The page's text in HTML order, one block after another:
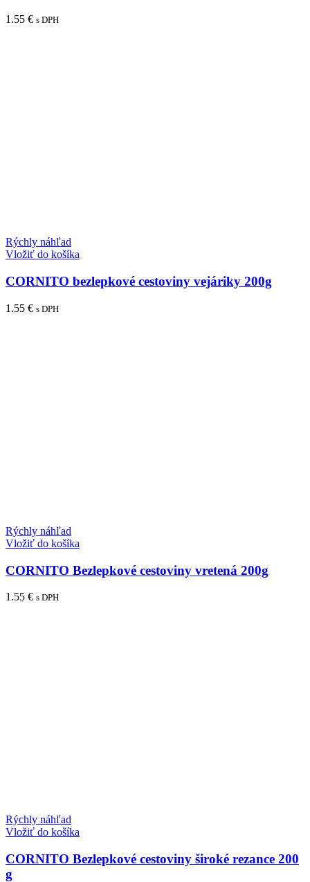
1.55 € s DPH
Rýchly náhľad
Vložiť do košíka
CORNITO bezlepkové cestoviny vejáriky 200g
1.55 € s DPH
Rýchly náhľad
Vložiť do košíka
CORNITO Bezlepkové cestoviny vretená 200g
1.55 € s DPH
Rýchly náhľad
Vložiť do košíka
CORNITO Bezlepkové cestoviny široké rezance 200
g